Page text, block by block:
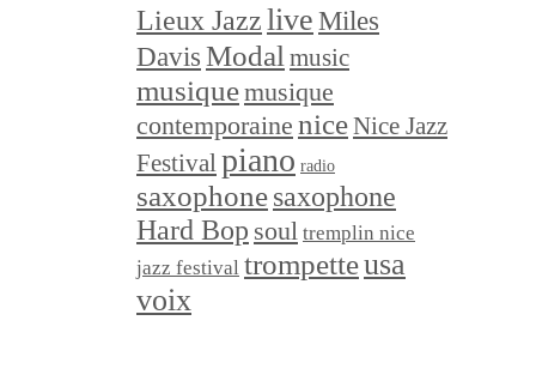
Lieux Jazzlive Miles
Davis Modal music
musiquemusique
contemporaine niceNice Jazz
Festivalpiano radio
saxophonesaxophone
Hard Bop soul tremplin nice
jazz festival trompetteusa
voix